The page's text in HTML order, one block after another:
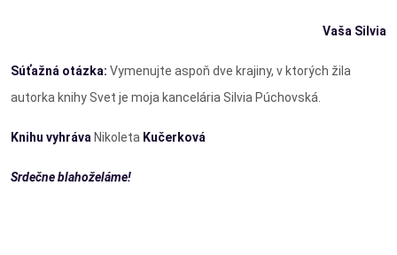
Vaša Silvia
Súťažná otázka: Vymenujte aspoň dve krajiny, v ktorých žila
autorka knihy Svet je moja kancelária Silvia Púchovská.
Knihu vyhráva Nikoleta Kučerková
Srdečne blahoželáme!